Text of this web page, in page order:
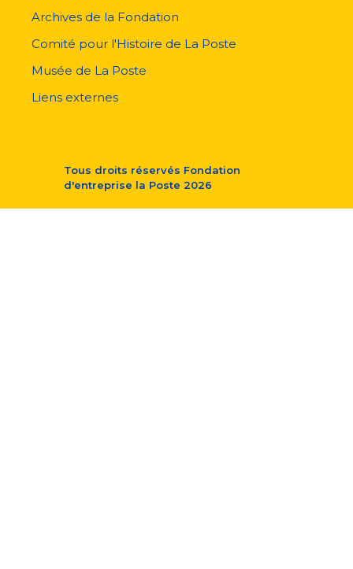
Archives de la Fondation
Comité pour l'Histoire de La Poste
Musée de La Poste
Liens externes
Tous droits réservés Fondation
d'entreprise la Poste 2026